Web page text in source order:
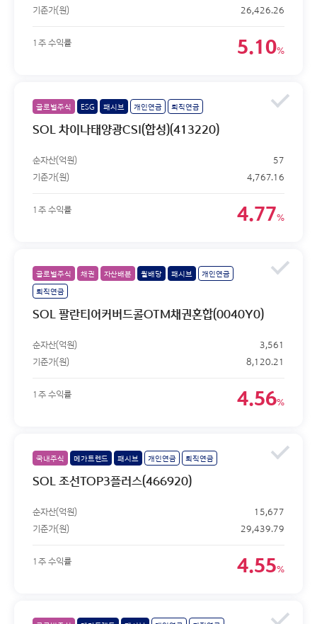
기준가(원)
26,426.26
1주 수익률 5.10%
글로벌주식 ESG 패시브 개인연금 퇴직연금
SOL 차이나태양광CSI(합성)(413220)
순자산(억원)
57
기준가(원)
4,767.16
1주 수익률 4.77%
글로벌주식 채권 자산배분 월배당 패시브
개인연금
퇴직연금
SOL 팔란티어커버드콜OTM채권혼합(0040Y0)
순자산(억원)
3,561
기준가(원)
8,120.21
1주 수익률 4.56%
국내주식 메가트렌드 패시브 개인연금 퇴직연금
SOL 조선TOP3플러스(466920)
순자산(억원)
15,677
기준가(원)
29,439.79
1주 수익률 4.55%